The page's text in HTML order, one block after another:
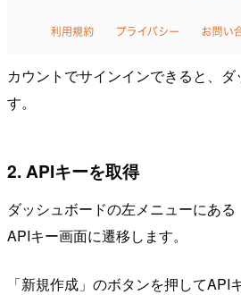
カウントでサインインできると、
す。
2. APIキーを取得
ダッシュボードの左メニューにあ
APIキー画面に遷移します。
「新規作成」のボタンを押してAPI